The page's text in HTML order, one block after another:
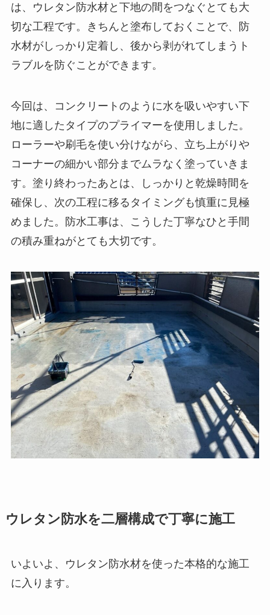
は、ウレタン防水材と下地の間をつなぐとても大
切な工程です。きちんと塗布しておくことで、防
水材がしっかり定着し、後から剥がれてしまうト
ラブルを防ぐことができます。
今回は、コンクリートのように水を吸いやすい下
地に適したタイプのプライマーを使用しました。
ローラーや刷毛を使い分けながら、立ち上がりや
コーナーの細かい部分までムラなく塗っていきま
す。塗り終わったあとは、しっかりと乾燥時間を
確保し、次の工程に移るタイミングも慎重に見極
めました。防水工事は、こうした丁寧なひと手間
の積み重ねがとても大切です。
ウレタン防水を二層構成で丁寧に施工
いよいよ、ウレタン防水材を使った本格的な施工
に入ります。